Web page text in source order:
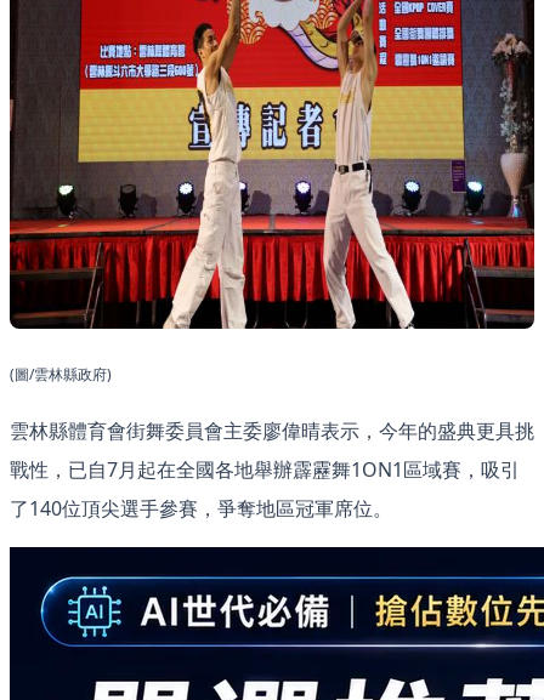
(圖/雲林縣政府)
雲林縣體育會街舞委員會主委廖偉晴表示，今年的盛典更具挑
戰性，已自7月起在全國各地舉辦霹靂舞1ON1區域賽，吸引
了140位頂尖選手參賽，爭奪地區冠軍席位。